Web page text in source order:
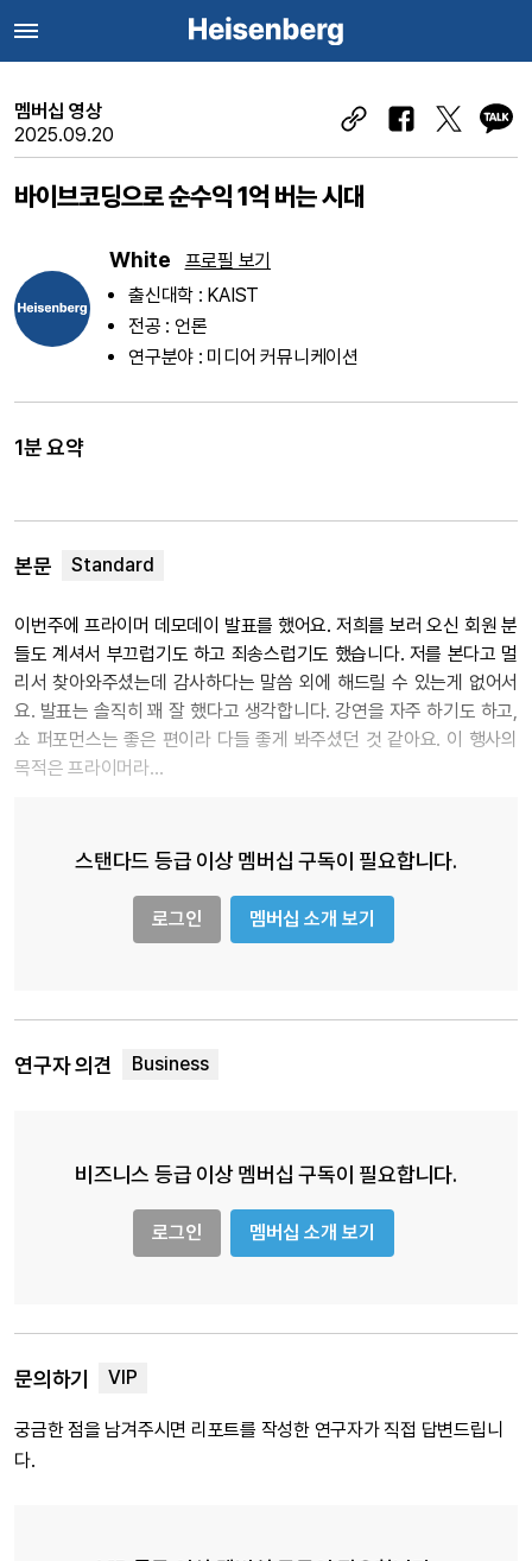
멤버십 영상
2025.09.20
바이브코딩으로 순수익 1억 버는 시대
White
프로필 보기
출신대학 : KAIST
전공 : 언론
연구분야 : 미디어 커뮤니케이션
1분 요약
본문
이번주에 프라이머 데모데이 발표를 했어요. 저희를 보러 오신 회원 분
들도 계셔서 부끄럽기도 하고 죄송스럽기도 했습니다. 저를 본다고 멀
리서 찾아와주셨는데 감사하다는 말씀 외에 해드릴 수 있는게 없어서
요. 발표는 솔직히 꽤 잘 했다고 생각합니다. 강연을 자주 하기도 하고,
쇼 퍼포먼스는 좋은 편이라 다들 좋게 봐주셨던 것 같아요. 이 행사의
목적은 프라이머라…
스탠다드 등급 이상 멤버십 구독이 필요합니다.
로그인 멤버십 소개 보기
연구자 의견
비즈니스 등급 이상 멤버십 구독이 필요합니다.
로그인 멤버십 소개 보기
문의하기
궁금한 점을 남겨주시면 리포트를 작성한 연구자가 직접 답변드립니
다.